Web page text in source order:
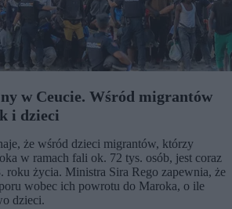
w Ceucie. Wśród migrantów
i dzieci
że wśród dzieci migrantów, którzy
w ramach fali ok. 72 tys. osób, jest coraz
roku życia. Ministra Sira Rego zapewnia, że
wobec ich powrotu do Maroka, o ile
dzieci.